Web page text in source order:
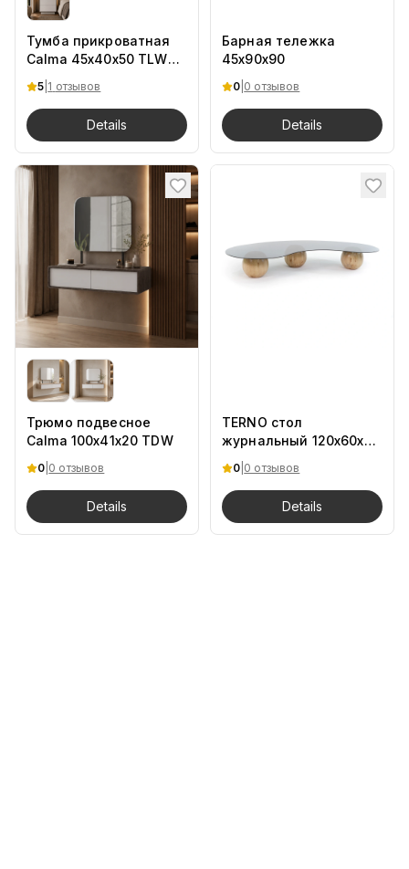
Тумба прикроватная
Calma 45х40х50 TLW
Bsh
5 1 отзывов
Details
Барная тележка
45х90х90
0 0 отзывов
Details
Трюмо подвесное
Calma 100х41х20 TDW
0 0 отзывов
Details
TERNO стол
журнальный 120х60х30
на деревянных опорах
0 0 отзывов
Details